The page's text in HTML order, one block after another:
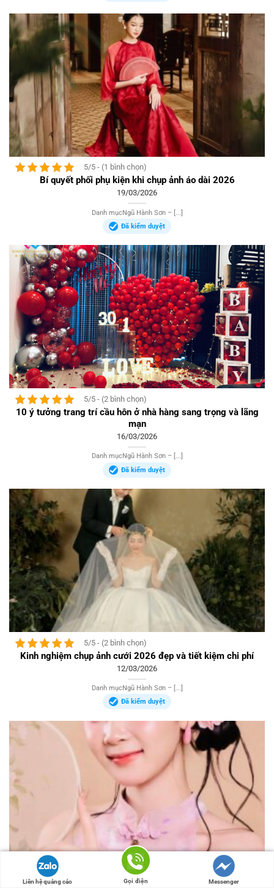
5/5 - (1 bình chọn)
Bí quyết phối phụ kiện khi chụp ảnh áo dài 2026
19/03/2026
Danh mụcNgũ Hành Sơn – [...]
Đã kiểm duyệt
5/5 - (2 bình chọn)
10 ý tưởng trang trí cầu hôn ở nhà hàng sang trọng và lãng
mạn
16/03/2026
Danh mụcNgũ Hành Sơn – [...]
Đã kiểm duyệt
5/5 - (2 bình chọn)
Kinh nghiệm chụp ảnh cưới 2026 đẹp và tiết kiệm chi phí
12/03/2026
Danh mụcNgũ Hành Sơn – [...]
Đã kiểm duyệt
5/5 - (1 bình chọn)
Liên hệ quảng cáo Gọi điện Messenger